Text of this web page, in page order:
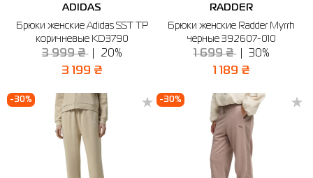
ADIDAS
Брюки женские Adidas SST TP
коричневые KD3790
3 999 ₴ 20%
3 199 ₴
RADDER
Брюки женские Radder Myrrh
черные 392607-010
1 699 ₴ 30%
1 189 ₴
-30% -30%